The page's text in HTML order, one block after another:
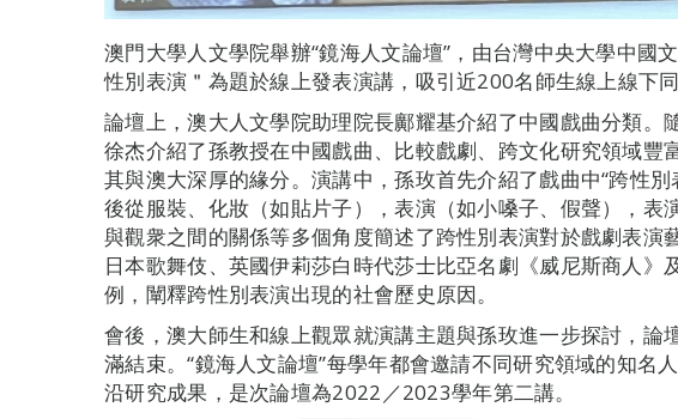
澳門大學人文學院舉辦“鏡海人文論壇”，由台灣中央大學中國
性別表演＂為題於線上發表演講，吸引近200名師生線上線下同
論壇上，澳大人文學院助理院長鄺耀基介紹了中國戲曲分類。
徐杰介紹了孫教授在中國戲曲、比較戲劇、跨文化研究領域豐
其與澳大深厚的緣分。演講中，孫玫首先介紹了戲曲中“跨性別
後從服裝、化妝（如貼片子），表演（如小嗓子、假聲），表
與觀衆之間的關係等多個角度簡述了跨性別表演對於戲劇表演
日本歌舞伎、英國伊莉莎白時代莎士比亞名劇《威尼斯商人》
例，闡釋跨性別表演出現的社會歷史原因。
會後，澳大師生和線上觀眾就演講主題與孫玫進一步探討，論
滿結束。“鏡海人文論壇”每學年都會邀請不同研究領域的知名
沿研究成果，是次論壇為2022／2023學年第二講。